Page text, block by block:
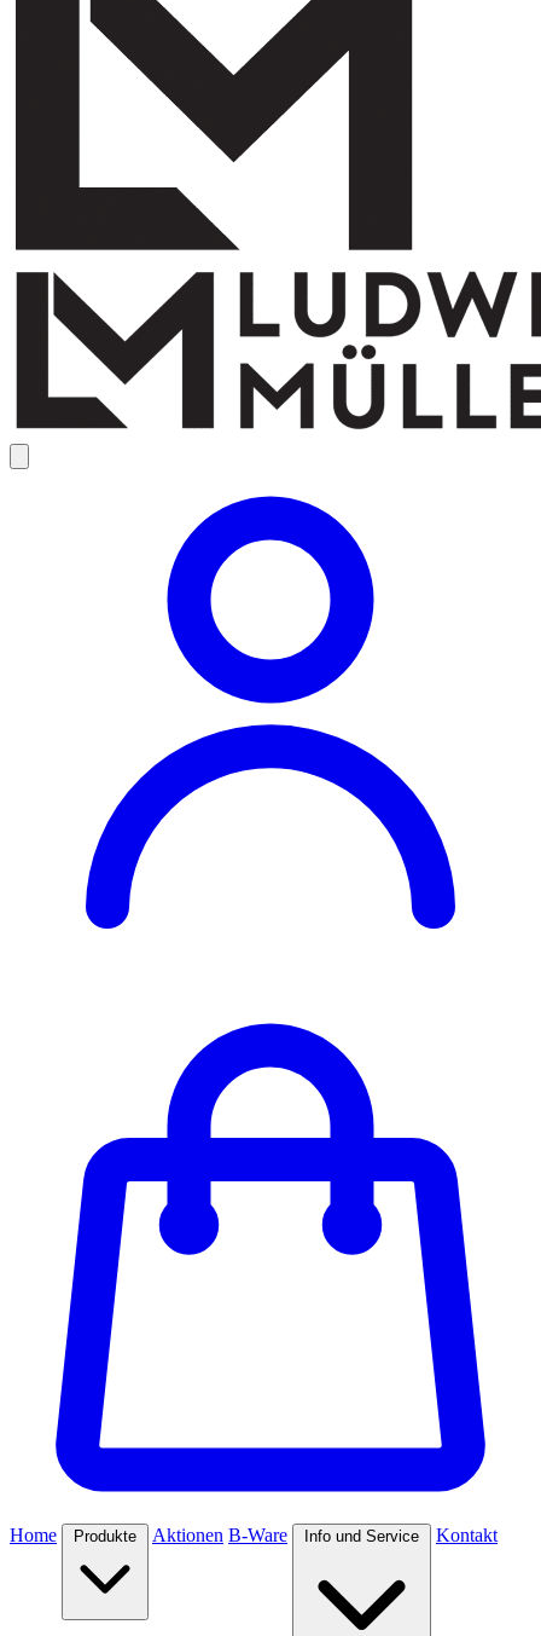
Home Produkte Aktionen B-Ware Info und Service Kontakt